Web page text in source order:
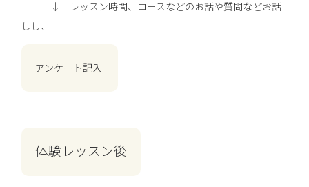
↓ レッスン時間、コースなどのお話や質問などお話
しし、
アンケート記入
体験レッスン後